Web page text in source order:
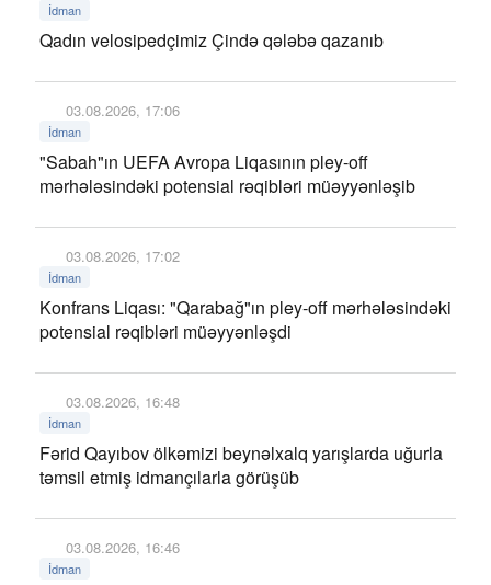
İdman
Qadın velosipedçimiz Çində qələbə qazanıb
03.08.2026, 17:06
İdman
"Sabah"ın UEFA Avropa Liqasının pley-off
mərhələsindəki potensial rəqibləri müəyyənləşib
03.08.2026, 17:02
İdman
Konfrans Liqası: "Qarabağ"ın pley-off mərhələsindəki
potensial rəqibləri müəyyənləşdi
03.08.2026, 16:48
İdman
Fərid Qayıbov ölkəmizi beynəlxalq yarışlarda uğurla
təmsil etmiş idmançılarla görüşüb
03.08.2026, 16:46
İdman